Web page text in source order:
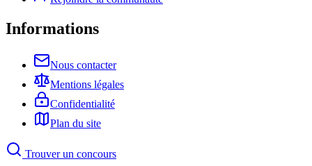
Informations
Nous contacter
Mentions légales
Confidentialité
Plan du site
Trouver un concours